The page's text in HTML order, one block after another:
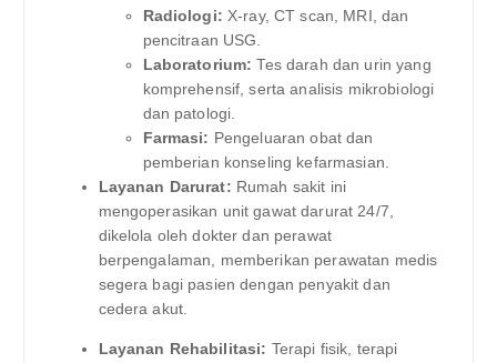
Radiologi: X-ray, CT scan, MRI, dan
pencitraan USG.
Laboratorium: Tes darah dan urin yang
komprehensif, serta analisis mikrobiologi
dan patologi.
Farmasi: Pengeluaran obat dan
pemberian konseling kefarmasian.
Layanan Darurat: Rumah sakit ini
mengoperasikan unit gawat darurat 24/7,
dikelola oleh dokter dan perawat
berpengalaman, memberikan perawatan medis
segera bagi pasien dengan penyakit dan
cedera akut.
Layanan Rehabilitasi: Terapi fisik, terapi